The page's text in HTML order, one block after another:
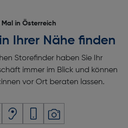
Mal in Österreich
Ihrer Nähe finden
Storefinder haben Sie Ihr
immer im Blick und können
vor Ort beraten lassen.